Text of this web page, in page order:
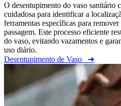
O desentupimento do vaso sanitário
cuidadosa para identificar a
ferramentas específicas para
passagem. Este processo eficiente
do vaso, evitando vazamentos e
uso diário.
Desentupimento de Vaso ➜